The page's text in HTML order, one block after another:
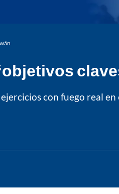
con fuego real